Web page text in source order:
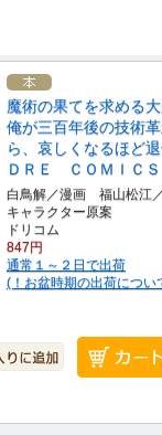
魔術の果てを求める
俺が三百年後の技術
ら、哀しくなるほど
ＤＲＥ ＣＯＭＩＣＳ
白鳥解／漫画 福山松江
キャラクター原案
ドリコム
847円
通常１～２日で出荷
(！お盆時期の出荷につい